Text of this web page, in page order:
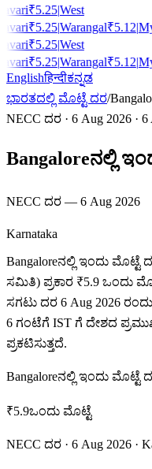
₹5.25|West
₹5.25|Warangal₹5.12|
₹5.25|West
₹5.25|Warangal₹5.12|
Englishहिन्दीಕನ್ನಡ
ಭಾರತದಲ್ಲಿ ಮೊಟ್ಟೆ ದರ/
NECC ದರ · 6 Aug 2026 ·
Bangaloreನಲ್ಲಿ
NECC ದರ — 6 Aug 2026
Karnataka
Bangaloreನಲ್ಲಿ ಇಂದು
ಸಮಿತಿ) ಪ್ರಕಾರ ₹5.9 ಒಂದು
ಸಗಟು ದರ 6 Aug 2026
6 ಗಂಟೆಗೆ IST ಗೆ ದೇಶದ
ಪ್ರಕಟಿಸುತ್ತದೆ.
Bangaloreನಲ್ಲಿ ಇಂದು ಮೊಟ್ಟೆ
₹5.9ಒಂದು ಮೊಟ್ಟೆ
NECC ದರ · 6 Aug 2026 ·